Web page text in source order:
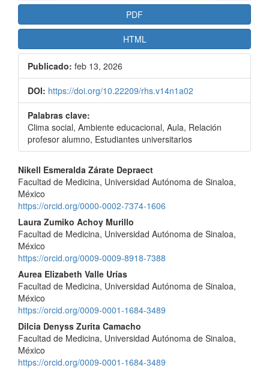
PDF
HTML
Publicado: feb 13, 2026
DOI: https://doi.org/10.22209/rhs.v14n1a02
Palabras clave:
Clima social, Ambiente educacional, Aula, Relación
profesor alumno, Estudiantes universitarios
Contenido
principal
del
artículo
Nikell Esmeralda Zárate Depraect
Facultad de Medicina, Universidad Autónoma de Sinaloa,
México
https://orcid.org/0000-0002-7374-1606
Laura Zumiko Achoy Murillo
Facultad de Medicina, Universidad Autónoma de Sinaloa,
México
https://orcid.org/0009-0009-8918-7388
Aurea Elizabeth Valle Urías
Facultad de Medicina, Universidad Autónoma de Sinaloa,
México
https://orcid.org/0009-0001-1684-3489
Dilcia Denyss Zurita Camacho
Facultad de Medicina, Universidad Autónoma de Sinaloa,
México
https://orcid.org/0009-0001-1684-3489